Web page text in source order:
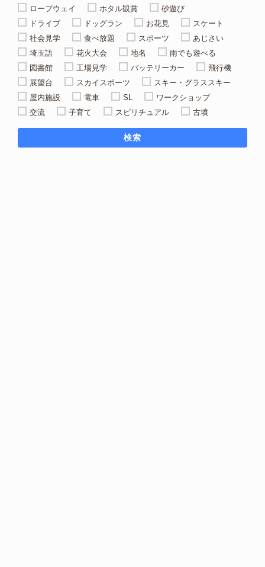
ロープウェイ
ホタル観賞
砂遊び
ドライブ
ドッグラン お花見
スケート
社会見学
食べ放題 スポーツ
あじさい
埼玉語
花火大会 地名
雨でも遊べる
図書館
工場見学 バッテリーカー
飛行機
展望台
スカイスポーツ
スキー・グラススキー
屋内施設
電車 SL
ワークショップ
交流
子育て スピリチュアル 古墳
検索